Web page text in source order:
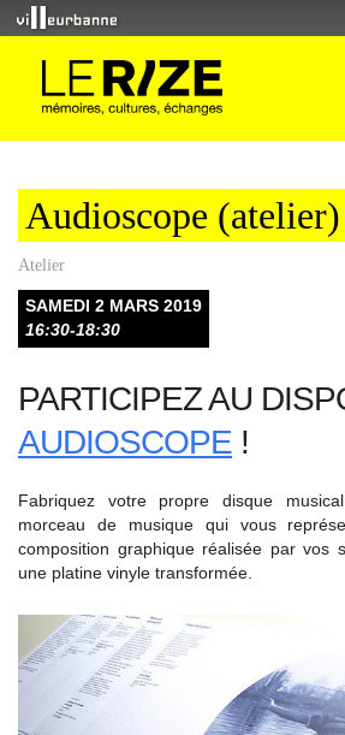
Audioscope (atelier)
Atelier
SAMEDI 2 MARS 2019
16:30-18:30
PARTICIPEZ AU
AUDIOSCOPE !
Fabriquez votre propre disque
morceau de musique qui vous
composition graphique réalisée par vos
une platine vinyle transformée.